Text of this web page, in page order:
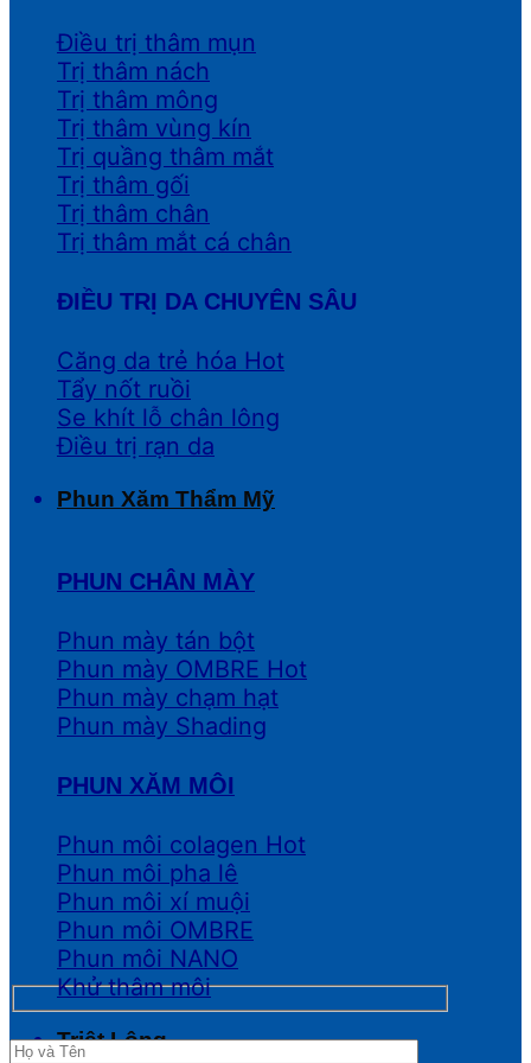
Điều trị thâm mụn
Trị thâm nách
Trị thâm mông
Trị thâm vùng kín
Trị quầng thâm mắt
Trị thâm gối
Trị thâm chân
Trị thâm mắt cá chân
ĐIỀU TRỊ DA CHUYÊN SÂU
Căng da trẻ hóa
Tẩy nốt ruồi
Se khít lỗ chân lông
Điều trị rạn da
Phun Xăm Thẩm Mỹ
PHUN CHÂN MÀY
Phun mày tán bột
Phun mày OMBRE
Phun mày chạm hạt
Phun mày Shading
PHUN XĂM MÔI
Phun môi colagen
Phun môi pha lê
Phun môi xí muội
Phun môi OMBRE
Phun môi NANO
Khử thâm môi
Triệt Lông